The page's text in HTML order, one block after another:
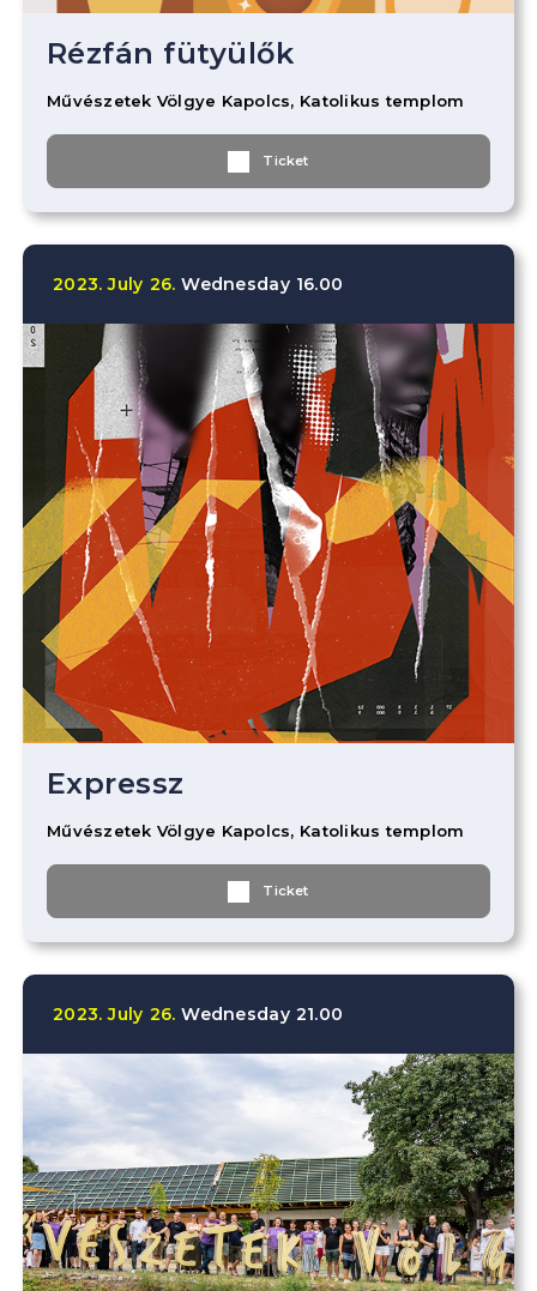
Rézfán fütyülők
Művészetek Völgye Kapolcs, Katolikus templom
Ticket
2023. July 26. Wednesday 16.00
Expressz
Művészetek Völgye Kapolcs, Katolikus templom
Ticket
2023. July 26. Wednesday 21.00